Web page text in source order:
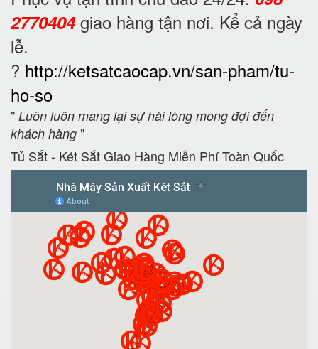
2770404giao hàng tận nơi. Kể cả ngày
lễ.
? http://ketsatcaocap.vn/san-pham/tu-
ho-so
" Luôn luôn mang lại sự hài lòng mong đợi đến
khách hàng "
Tủ Sắt - Két Sắt Giao Hàng Miễn Phí Toàn Quốc